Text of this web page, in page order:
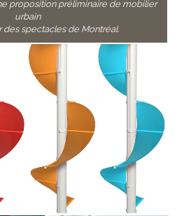
proposition préliminaire de mobilier
urbain
des spectacles de Montréal.